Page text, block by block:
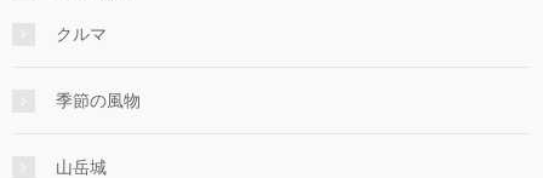
クルマ
季節の風物
山岳城